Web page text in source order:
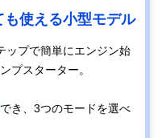
使える小型モデル
ップで簡単にエンジン始
プスターター。
でき、3つのモードを選べ